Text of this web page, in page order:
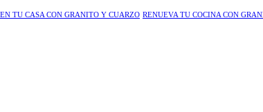
TU CASA CON GRANITO Y CUARZO RENUEVA TU COCINA CON